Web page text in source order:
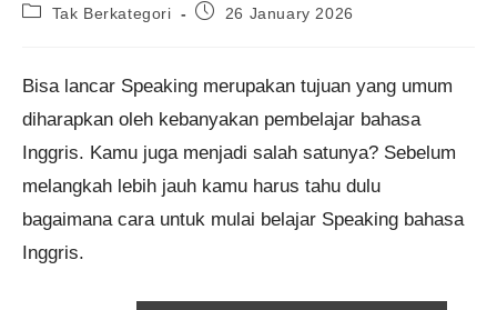
PostTak Berkategori
Post26 January 2026
Bisa lancar Speaking merupakan tujuan yang umum
diharapkan oleh kebanyakan pembelajar bahasa
Inggris. Kamu juga menjadi salah satunya? Sebelum
melangkah lebih jauh kamu harus tahu dulu
bagaimana cara untuk mulai belajar Speaking bahasa
Inggris.